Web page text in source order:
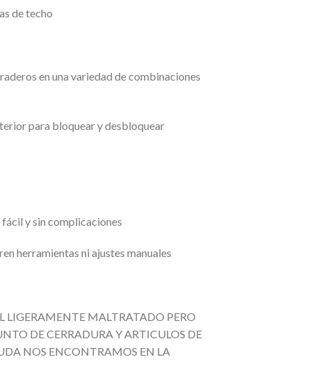
de techo
en una variedad de combinaciones
para bloquear y desbloquear
y sin complicaciones
herramientas ni ajustes manuales
LIGERAMENTE MALTRATADO PERO
DE CERRADURA Y ARTICULOS DE
NOS ENCONTRAMOS EN LA